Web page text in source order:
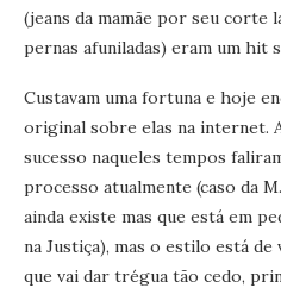
(jeans da mamãe por seu corte
pernas afuniladas) eram um hit
Custavam uma fortuna e hoje
original sobre elas na internet.
sucesso naqueles tempos
processo atualmente (caso da
ainda existe mas que está em
na Justiça), mas o estilo está
que vai dar trégua tão cedo,